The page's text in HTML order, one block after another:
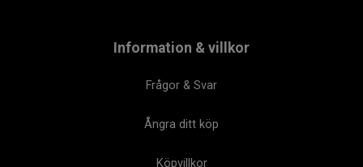
Information & villkor
Frågor & Svar
Ångra ditt köp
Köpvillkor